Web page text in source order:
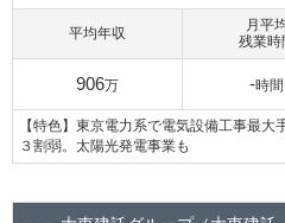
平均年収
906万
月平
残業時
-時間
【特色】東京電力系で電気設備工事最
３割弱。太陽光発電事業も